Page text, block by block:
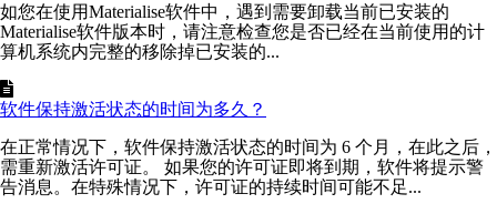
如您在使用Materialise软件中，遇到需要卸载当前已安装的
Materialise软件版本时，请注意检查您是否已经在当前使用的计
算机系统内完整的移除掉已安装的...
软件保持激活状态的时间为多久？
在正常情况下，软件保持激活状态的时间为 6 个月，在此之后，
需重新激活许可证。 如果您的许可证即将到期，软件将提示警
告消息。在特殊情况下，许可证的持续时间可能不足...